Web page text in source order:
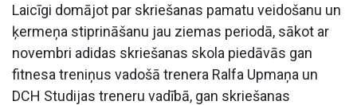
Laicīgi domājot par skriešanas pamatu veidošanu un
ķermeņa stiprināšanu jau ziemas periodā, sākot ar
novembri adidas skriešanas skola piedāvās gan
fitnesa treniņus vadošā trenera Ralfa Upmaņa un
DCH Studijas treneru vadībā, gan skriešanas